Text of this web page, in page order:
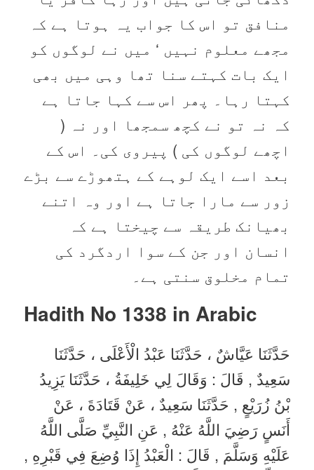
منافق تو اس کا جواب یہ ہوتا ہے کہ
مجھے معلوم نہیں ‘ میں نے لوگوں کو
ایک بات کہتے سنا تھا وہی میں بھی
کہتا رہا۔ پھر اس سے کہا جاتا ہے
کہ نہ تو نے کچھ سمجھا اور نہ (
اچھے لوگوں کی ) پیروی کی۔ اس کے
بعد اسے ایک لوہے کے ہتھوڑے سے بڑے
زور سے مارا جاتا ہے اور وہ اتنے
بھیانک طریقہ سے چیختا ہے کہ
انسان اور جن کے سوا اردگرد کی
تمام مخلوق سنتی ہے۔
Hadith No 1338 in Arabic
حَدَّثَنَا عَيَّاشٌ ، حَدَّثَنَا عَبْدُ الْأَعْلَى ، حَدَّثَنَا
سَعِيدٌ , قَالَ : وَقَالَ لِي خَلِيفَةُ ، حَدَّثَنَا يَزِيدُ
بْنُ زُرَيْعٍ , حَدَّثَنَا سَعِيدٌ ، عَنْ قَتَادَةَ ، عَنْ
أَنَسٍ رَضِيَ اللَّهُ عَنْهُ , عَنِ النَّبِيِّ صَلَّى اللَّهُ
عَلَيْهِ وَسَلَّمَ , قَالَ : الْعَبْدُ إِذَا وُضِعَ فِي قَبْرِهِ ,